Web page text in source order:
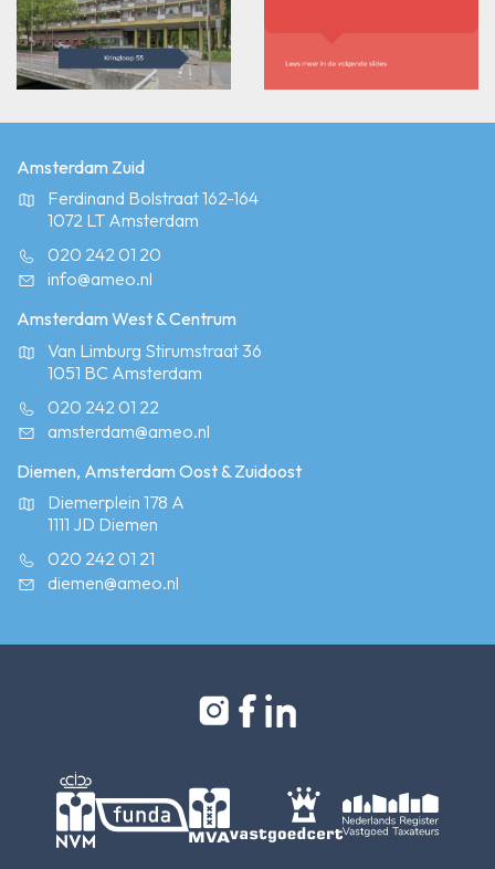
Amsterdam Zuid
Ferdinand Bolstraat 162-164
1072 LT Amsterdam
020 242 01 20
info@ameo.nl
Amsterdam West & Centrum
Van Limburg Stirumstraat 36
1051 BC Amsterdam
020 242 01 22
amsterdam@ameo.nl
Diemen, Amsterdam Oost & Zuidoost
Diemerplein 178 A
1111 JD Diemen
020 242 01 21
diemen@ameo.nl